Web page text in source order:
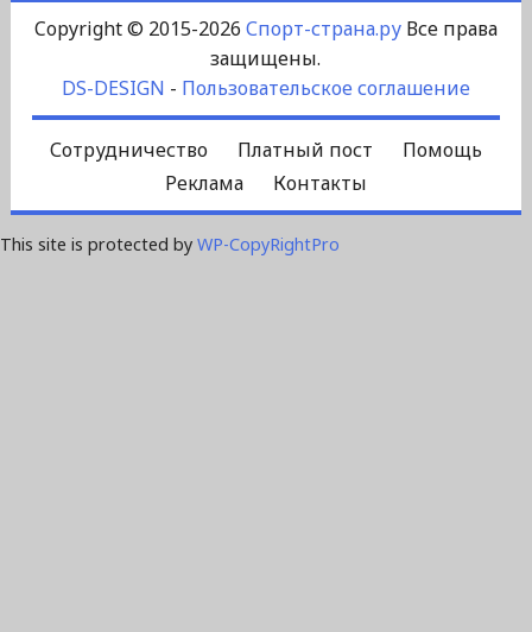
Copyright © 2015-2026 Спорт-страна.руВсе права
защищены.
DS-DESIGN - Пользовательское соглашение
Сотрудничество Платный пост
Помощь
Реклама
Контакты
This site is protected by WP-CopyRightPro